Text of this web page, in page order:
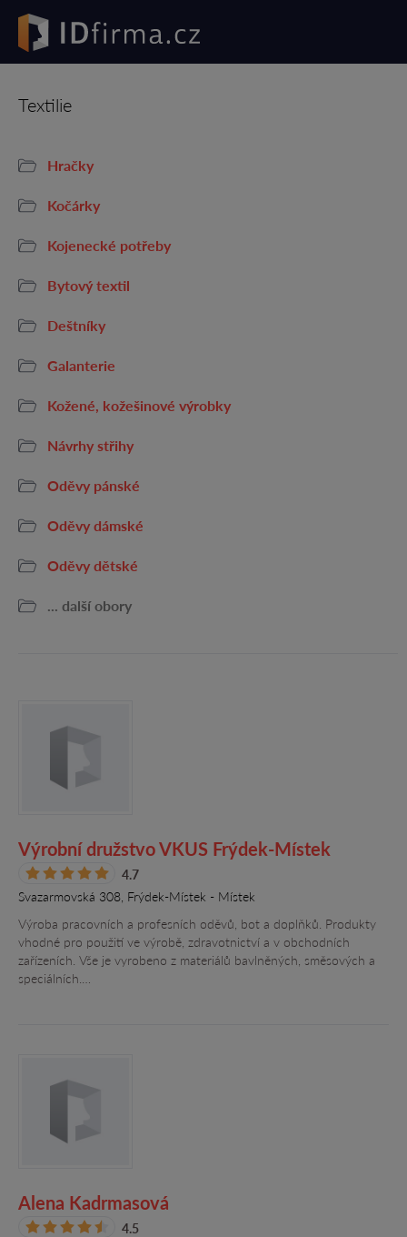
Textilie
Hračky
Kočárky
Kojenecké potřeby
Bytový textil
Deštníky
Galanterie
Kožené, kožešinové výrobky
Návrhy střihy
Oděvy pánské
Oděvy dámské
Oděvy dětské
... další obory
Výrobní družstvo VKUS Frýdek-Místek
4.7
Svazarmovská 308, Frýdek-Místek - Místek
Výroba pracovních a profesních oděvů, bot a doplňků. Produkty
vhodné pro použití ve výrobě, zdravotnictví a v obchodních
zařízeních. Vše je vyrobeno z materiálů bavlněných, směsových a
speciálních.…
Alena Kadrmasová
4.5